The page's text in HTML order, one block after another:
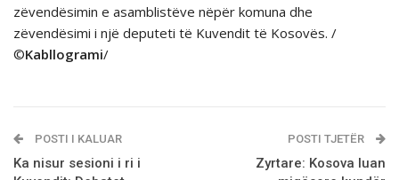
zëvendësimin e asamblistëve nëpër komuna dhe
zëvendësimi i një deputeti të Kuvendit të Kosovës. /
©Kabllogrami/
POSTI I KALUAR
Ka nisur sesioni i ri i
POSTI TJETËR
Zyrtare: Kosova luan